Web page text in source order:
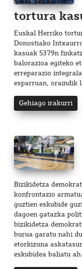
tortura
Euskal Herriko
Donostiako
kasuak 5379n
balorazioa egiteko
erreparazio
esparruan, oraindik
Gehiago irakurri
Bizikidetza
konfrontazio
guztien eskubide
dagoen gatazka
bizikidetza
burua garatu nahi
etorkizuna
eskubidea baliatu